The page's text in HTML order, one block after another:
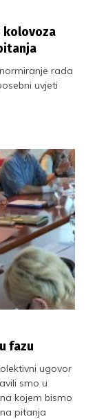
kolovoza
rada
uvjeti
fazu
ugovor
smo u
kojem bismo
pitanja